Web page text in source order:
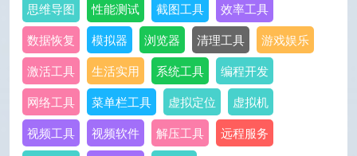
思维导图
性能测试 截图工具
效率工具
数据恢复
模拟器 浏览器 清理工具
游戏娱乐
激活工具
生活实用 系统工具
编程开发
网络工具
菜单栏工具 虚拟定位
虚拟机
视频工具
视频软件 解压工具
远程服务